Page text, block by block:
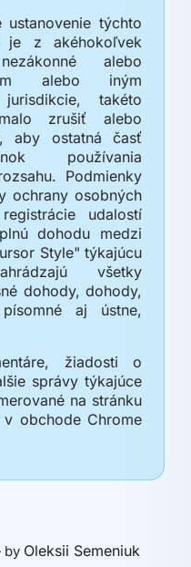
týchto
je z akéhokoľvek
alebo
alebo iným
takéto
zrušiť alebo
aby ostatná časť
používania
Podmienky
ochrany osobných
udalostí
dohodu medzi
Style" týkajúcu
všetky
dohody, dohody,
aj ústne,
žiadosti o
správy týkajúce
na stránku
obchode Chrome
by Oleksii Semeniuk